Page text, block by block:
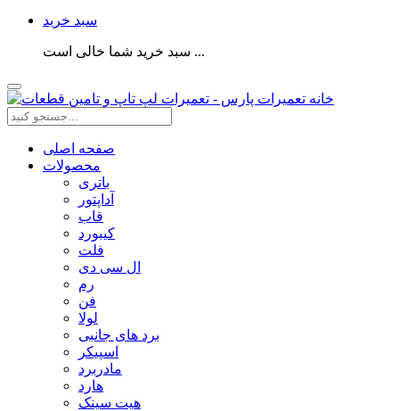
سبد خرید
سبد خرید شما خالی است ...
صفحه اصلی
محصولات
باتری
آداپتور
قاب
کیبورد
فلت
ال سی دی
رم
فن
لولا
برد های جانبی
اسپیکر
مادربرد
هارد
هیت سینک